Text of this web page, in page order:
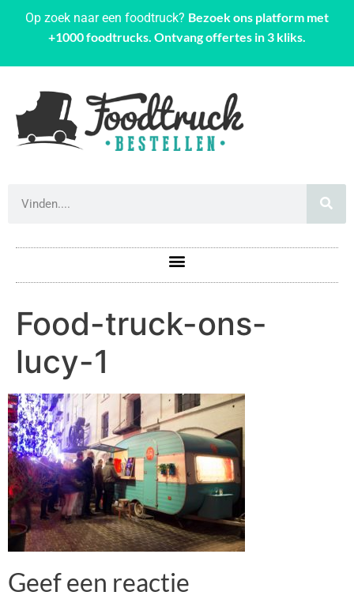
Op zoek naar een foodtruck? Bezoek ons platform met
+1000 foodtrucks. Ontvang offertes in 3 kliks.
Food-truck-ons-
lucy-1
Geef een reactie